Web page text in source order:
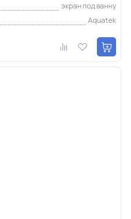
экран под ванну
Aquatek